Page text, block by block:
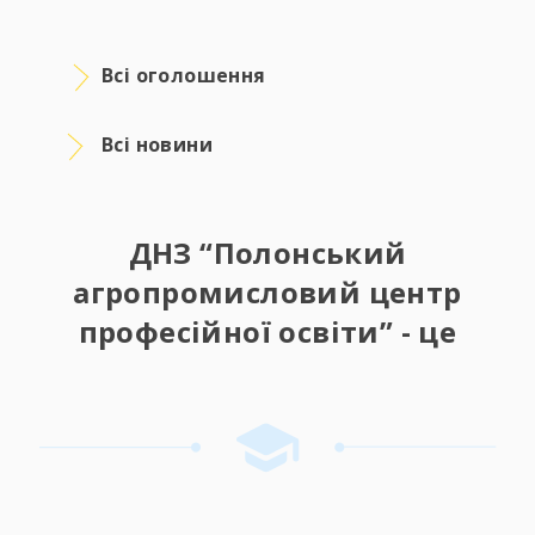
Всі оголошення
Всі новини
ДНЗ “Полонський
агропромисловий центр
професійної освіти” - це